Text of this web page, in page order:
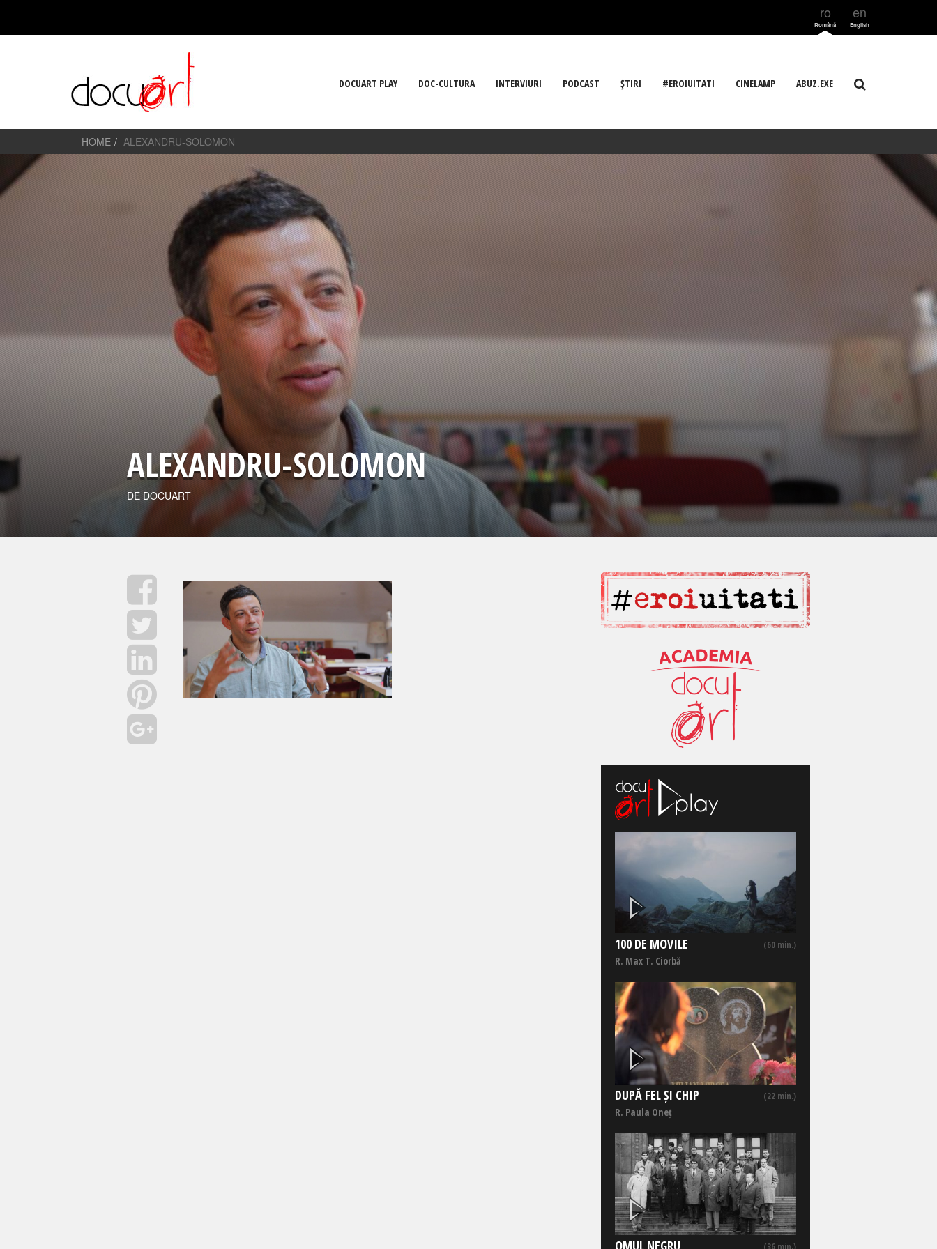
ro
Română
en
English
DOCUART PLAY DOC-CULTURA INTERVIURI PODCAST ŞTIRI #EROIUITATI CINELAMP ABUZ.EXE
HOME ALEXANDRU-SOLOMON
ALEXANDRU-SOLOMON
DE DOCUART
100 DE MOVILE (60 min.)
R. Max T. Ciorbă
DUPĂ FEL ȘI CHIP (22 min.)
R. Paula Oneț
OMUL NEGRU (36 min.)